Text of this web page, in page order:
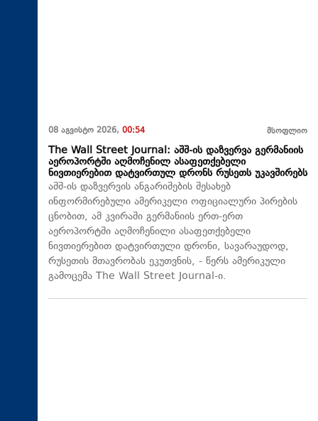
08 აგვისტო 2026, 00:54 მსოფლიო
The Wall Street Journal: აშშ-ის დაზვერვა გერმანიის
აეროპორტში აღმოჩენილ ასაფეთქებელი
ნივთიერებით დატვირთულ დრონს რუსეთს უკავშირებს
აშშ-ის დაზვერვის ანგარიშების შესახებ
ინფორმირებული ამერიკელი ოფიციალური პირების
ცნობით, ამ კვირაში გერმანიის ერთ-ერთ
აეროპორტში აღმოჩენილი ასაფეთქებელი
ნივთიერებით დატვირთული დრონი, სავარაუდოდ,
რუსეთის მთავრობას ეკუთვნის, - წერს ამერიკული
გამოცემა The Wall Street Journal-ი.